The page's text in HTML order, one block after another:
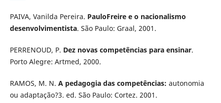
PAIVA, Vanilda Pereira. PauloFreire e o nacionalismo
desenvolvimentista. São Paulo: Graal, 2001.
PERRENOUD, P. Dez novas competências para ensinar.
Porto Alegre: Artmed, 2000.
RAMOS, M. N. A pedagogia das competências: autonomia
ou adaptação?3. ed. São Paulo: Cortez. 2001.